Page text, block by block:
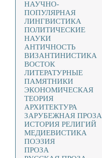
НАУЧНО-
ПОПУЛЯРНАЯ
ЛИНГВИСТИКА
ПОЛИТИЧЕСКИЕ
НАУКИ
АНТИЧНОСТЬ
ВИЗАНТИНИСТИКА
ВОСТОК
ЛИТЕРАТУРНЫЕ
ПАМЯТНИКИ
ЭКОНОМИЧЕСКАЯ
ТЕОРИЯ
АРХИТЕКТУРА
ЗАРУБЕЖНАЯ ПРОЗА
ИСТОРИЯ РЕЛИГИЙ
МЕДИЕВИСТИКА
ПОЭЗИЯ
ПРОЗА